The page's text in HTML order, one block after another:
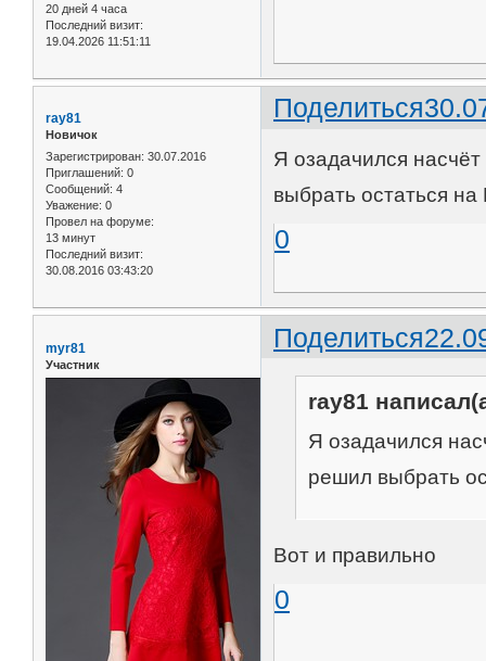
20 дней 4 часа
Последний визит:
19.04.2026 11:51:11
Поделиться
ray81
Новичок
Зарегистрирован: 30.07.2016
Приглашений: 0
Сообщений: 4
Уважение: 0
Провел на форуме:
13 минут
Последний визит:
30.08.2016 03:43:20
Я озадачился
выбрать остаться
0
Поделиться
myr81
Участник
ray81
Я озадачился
решил выбрать
Вот и правильно
0